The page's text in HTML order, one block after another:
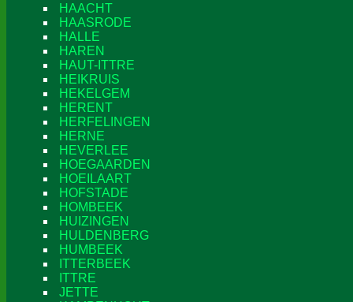
HAACHT
HAASRODE
HALLE
HAREN
HAUT-ITTRE
HEIKRUIS
HEKELGEM
HERENT
HERFELINGEN
HERNE
HEVERLEE
HOEGAARDEN
HOEILAART
HOFSTADE
HOMBEEK
HUIZINGEN
HULDENBERG
HUMBEEK
ITTERBEEK
ITTRE
JETTE